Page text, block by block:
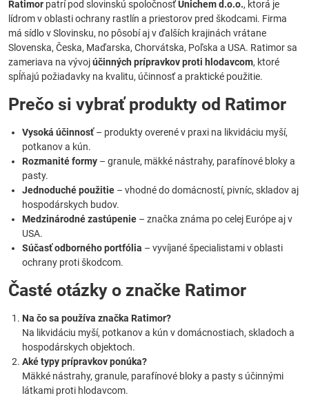
Ratimor patrí pod slovinskú spoločnosťUnichem d.o.o., ktorá je
lídrom v oblasti ochrany rastlín a priestorov pred škodcami. Firma
má sídlo v Slovinsku, no pôsobí aj v ďalších krajinách vrátane
Slovenska, Česka, Maďarska, Chorvátska, Poľska a USA. Ratimor sa
zameriava na vývojúčinných prípravkov proti hlodavcom, ktoré
spĺňajú požiadavky na kvalitu, účinnosť a praktické použitie.
Prečo si vybrať produkty od Ratimor
Vysoká účinnosť– produkty overené v praxi na likvidáciu myší,
potkanov a kún.
Rozmanité formy – granule, mäkké nástrahy, parafínové bloky a
pasty.
Jednoduché použitie – vhodné do domácností, pivníc, skladov aj
hospodárskych budov.
Medzinárodné zastúpenie – značka známa po celej Európe aj v
USA.
Súčasť odborného portfólia – vyvíjané špecialistami v oblasti
ochrany proti škodcom.
Časté otázky o značke Ratimor
Na čo sa používa značka Ratimor?
Na likvidáciu myší, potkanov a kún v domácnostiach, skladoch a
hospodárskych objektoch.
Aké typy prípravkov ponúka?
Mäkké nástrahy, granule, parafínové bloky a pasty s účinnými
látkami proti hlodavcom.